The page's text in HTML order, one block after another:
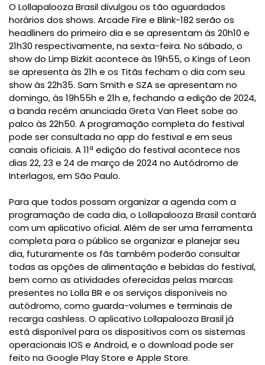
O Lollapalooza Brasil divulgou os tão aguardados
horários dos shows. Arcade Fire e Blink-182 serão os
headliners do primeiro dia e se apresentam às 20h10 e
21h30 respectivamente, na sexta-feira. No sábado, o
show do Limp Bizkit acontece às 19h55, o Kings of Leon
se apresenta às 21h e os Titãs fecham o dia com seu
show às 22h35. Sam Smith e SZA se apresentam no
domingo, às 19h55h e 21h e, fechando a edição de 2024,
a banda recém anunciada Greta Van Fleet sobe ao
palco às 22h50. A programação completa do festival
pode ser consultada no app do festival e em seus
canais oficiais. A 11ª edição do festival acontece nos
dias 22, 23 e 24 de março de 2024 no Autódromo de
Interlagos, em São Paulo.
Para que todos possam organizar a agenda com a
programação de cada dia, o Lollapalooza Brasil contará
com um aplicativo oficial. Além de ser uma ferramenta
completa para o público se organizar e planejar seu
dia, futuramente os fãs também poderão consultar
todas as opções de alimentação e bebidas do festival,
bem como as atividades oferecidas pelas marcas
presentes no Lolla BR e os serviços disponíveis no
autódromo, como guarda-volumes e terminais de
recarga cashless. O aplicativo Lollapalooza Brasil já
está disponível para os dispositivos com os sistemas
operacionais IOS e Android, e o download pode ser
feito na Google Play Store e Apple Store.